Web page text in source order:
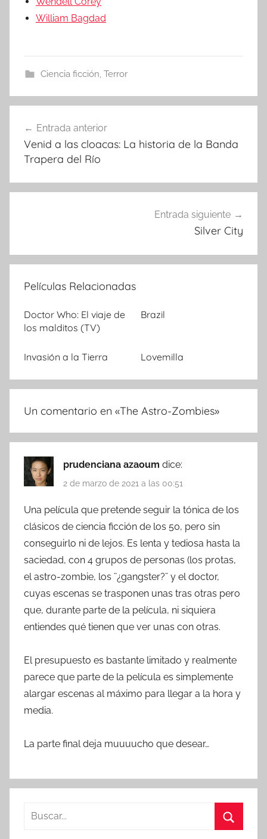
William Bagdad
Ciencia ficción, Terror
Navegación
de
Entrada anterior
Venid a las cloacas: La historia de la Banda
Trapera del Río
Entrada siguiente
Silver City
Películas Relacionadas
Doctor Who: El viaje de
los malditos (TV)
Brazil
Invasión a la Tierra Lovemilla
Un comentario en «The Astro-Zombies»
prudenciana azaoum dice:
2 de marzo de 2021 a las 00:51
Una película que pretende seguir la tónica de los
clásicos de ciencia ficción de los 50, pero sin
conseguirlo ni de lejos. Es lenta y tediosa hasta la
saciedad, con 4 grupos de personas (los protas,
el astro-zombie, los ¨¿gangster?¨ y el doctor,
cuyas escenas se trasponen unas tras otras pero
que, durante parte de la película, ni siquiera
entiendes qué tienen que ver unas con otras.
El presupuesto es bastante limitado y realmente
parece que parte de la película es simplemente
alargar escenas al máximo para llegar a la hora y
media.
La parte final deja muuuucho que desear…